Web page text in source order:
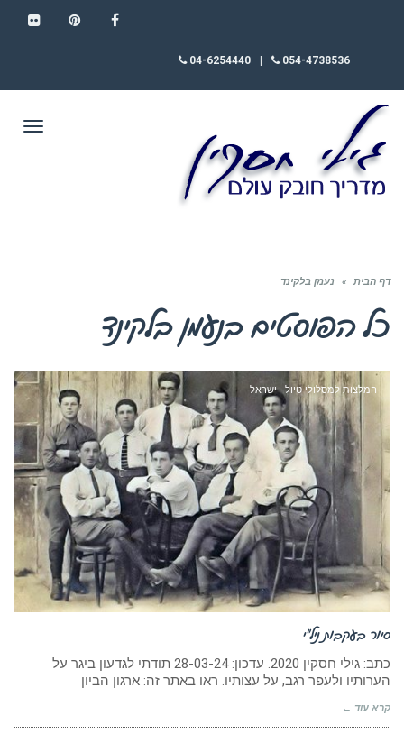
054-4738536
04-6254440
דף הבית » נעמן בלקינד
כל הפוסטים בנעמן בלקינד
המלצות למסלולי טיול - ישראל
סיור בעקבות ניל”י
כתב: גילי חסקין 2020. עדכון: 28-03-24 תודתי לגדעון ביגר על
הערותיו ולעפר רגב, על עצותיו. ראו באתר זה: ארגון הביון
קרא עוד ←